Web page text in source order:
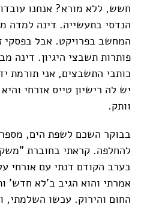
חשש, ללא מורא? אנחנו
הנדסי בתעשייה. דינה למדה
המחשב בפרויקט. אבל בפסקי
פותרות תשבצי היגיון. דינה
כותבי התשבצים, אני תורמת
יש לה רישיון טייס אזרחי
וותק.
בבוקר השכם לשפת הים, מספר
להחלפה. קראתי בחוברת
בערב הקודם דנתי עם אורחי
אמרתי והוא הגיב ב'לא חדש'
החום והירוק. עכשו השלמתי,